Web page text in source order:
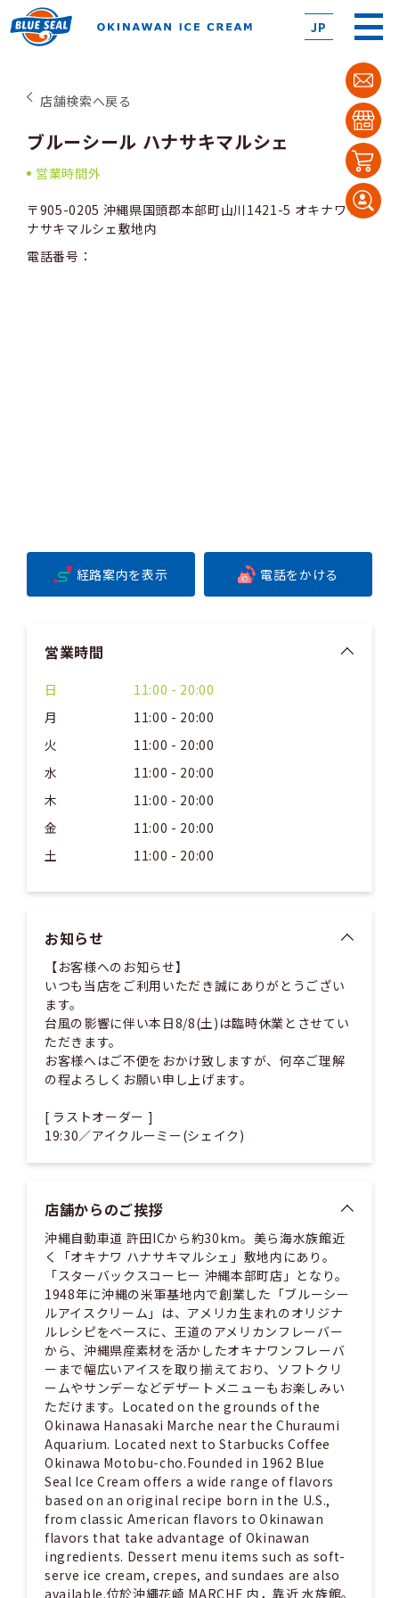
JP
店舗検索へ戻る
ブルーシール ハナサキマルシェ
営業時間外
〒905-0205 沖縄県国頭郡本部町山川1421-5 オキナワ ハ
ナサキマルシェ敷地内
電話番号：
経路案内を表示 電話をかける
営業時間
日
11:00 - 20:00
月
11:00 - 20:00
火
11:00 - 20:00
水
11:00 - 20:00
木
11:00 - 20:00
金
11:00 - 20:00
土
11:00 - 20:00
お知らせ
【お客様へのお知らせ】
いつも当店をご利用いただき誠にありがとうござい
ます。
台風の影響に伴い本日8/8(土)は臨時休業とさせてい
ただきます。
お客様へはご不便をおかけ致しますが、何卒ご理解
の程よろしくお願い申し上げます。
[ ラストオーダー ]
19:30／アイクルーミー(シェイク)
店舗からのご挨拶
沖縄自動車道 許田ICから約30km。美ら海水族館近
く「オキナワ ハナサキマルシェ」敷地内にあり。
「スターバックスコーヒー 沖縄本部町店」となり。
1948年に沖縄の米軍基地内で創業した「ブルーシー
ルアイスクリーム」は、アメリカ生まれのオリジナ
ルレシピをベースに、王道のアメリカンフレーバー
から、沖縄県産素材を活かしたオキナワンフレーバ
ーまで幅広いアイスを取り揃えており、ソフトクリ
ームやサンデーなどデザートメニューもお楽しみい
ただけます。Located on the grounds of the
Okinawa Hanasaki Marche near the Churaumi
Aquarium. Located next to Starbucks Coffee
Okinawa Motobu-cho.Founded in 1962 Blue
Seal Ice Cream offers a wide range of flavors
based on an original recipe born in the U.S.,
from classic American flavors to Okinawan
flavors that take advantage of Okinawan
ingredients. Dessert menu items such as soft-
serve ice cream, crepes, and sundaes are also
available.位於沖繩花崎 MARCHE 内，靠近 水族館。